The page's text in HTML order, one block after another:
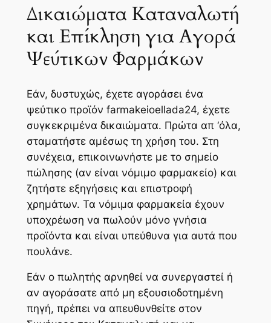
Δικαιώματα Καταναλωτή
και Επίκληση για Αγορά
Ψεύτικων Φαρμάκων
Εάν, δυστυχώς, έχετε αγοράσει ένα
ψεύτικο προϊόν farmakeioellada24, έχετε
συγκεκριμένα δικαιώματα. Πρώτα απ ‘όλα,
σταματήστε αμέσως τη χρήση του. Στη
συνέχεια, επικοινωνήστε με το σημείο
πώλησης (αν είναι νόμιμο φαρμακείο) και
ζητήστε εξηγήσεις και επιστροφή
χρημάτων. Τα νόμιμα φαρμακεία έχουν
υποχρέωση να πωλούν μόνο γνήσια
προϊόντα και είναι υπεύθυνα για αυτά που
πουλάνε.
Εάν ο πωλητής αρνηθεί να συνεργαστεί ή
αν αγοράσατε από μη εξουσιοδοτημένη
πηγή, πρέπει να απευθυνθείτε στον